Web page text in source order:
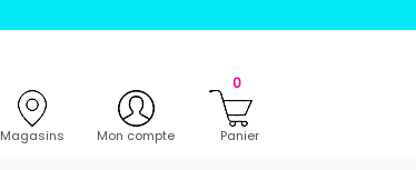
Magasins Mon compte
0
Panier